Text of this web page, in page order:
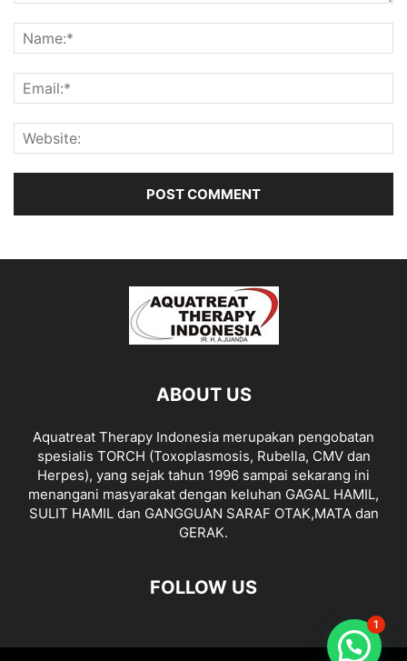
ABOUT US
Aquatreat Therapy Indonesia merupakan pengobatan
spesialis TORCH (Toxoplasmosis, Rubella, CMV dan
Herpes), yang sejak tahun 1996 sampai sekarang ini
menangani masyarakat dengan keluhan GAGAL HAMIL,
SULIT HAMIL dan GANGGUAN SARAF OTAK,MATA dan
GERAK.
FOLLOW US
1